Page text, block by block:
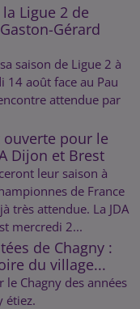
la Ligue 2 de
Gérard
saison de Ligue 2 à
14 août face au Pau
attendue par
pour le
Dijon et Brest
leur saison à
de France
très attendue. La JDA
mercredi 2...
de Chagny :
du village...
Chagny des années
étiez.